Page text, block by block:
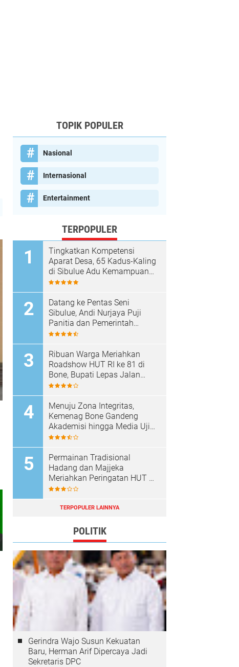
TOPIK POPULER
Nasional
Internasional
Entertainment
TERPOPULER
Tingkatkan Kompetensi
Aparat Desa, 65 Kadus-Kaling
di Sibulue Adu Kemampuan
Berpidato
Datang ke Pentas Seni
Sibulue, Andi Nurjaya Puji
Panitia dan Pemerintah
Kecamatan
Ribuan Warga Meriahkan
Roadshow HUT RI ke 81 di
Bone, Bupati Lepas Jalan
Santai
Menuju Zona Integritas,
Kemenag Bone Gandeng
Akademisi hingga Media Uji
Standar Pelayanan
Permainan Tradisional
Hadang dan Majjeka
Meriahkan Peringatan HUT RI
di Sibulue
TERPOPULER LAINNYA
POLITIK
Gerindra Wajo Susun Kekuatan
Baru, Herman Arif Dipercaya Jadi
Sekretaris DPC